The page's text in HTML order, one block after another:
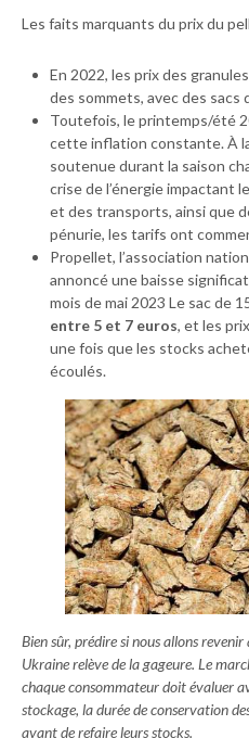
Les faits marquants du prix du
En 2022, les prix des
des sommets, avec des
Toutefois, le printemps/été
cette inflation constante. À
soutenue durant la saison
crise de l’énergie impactant
et des transports, ainsi que
pénurie, les tarifs ont
Propellet, l’association
annoncé une baisse
mois de mai 2023 Le sac de
entre 5 et 7 euros, et les
une fois que les stocks
écoulés.
Bien sûr, prédire si nous allons
Ukraine relève de la gageure. Le
chaque consommateur doit évaluer
stockage, la durée de conservation
avant de refaire leurs stocks.